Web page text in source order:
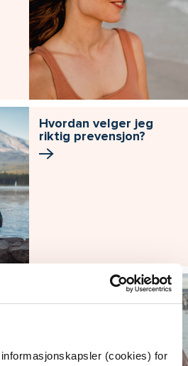
(cookies) for
Hvordan velger jeg
riktig prevensjon?